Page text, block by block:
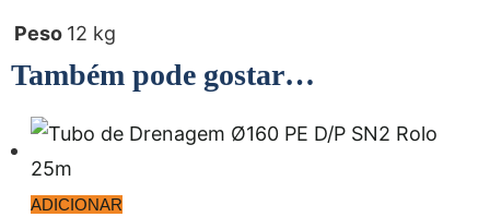
Peso 12 kg
Também pode gostar…
ADICIONAR